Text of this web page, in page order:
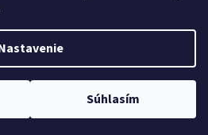
Súhlasím
. Všetky práva vyhradené.Upraviť